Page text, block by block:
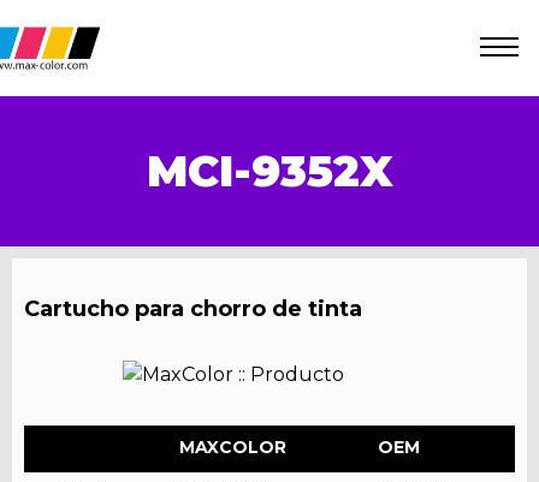
MCI-9352X
Cartucho para chorro de tinta
MAXCOLOR OEM